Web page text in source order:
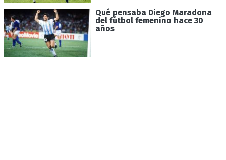
Qué pensaba Diego Maradona
del fútbol femenino hace 30
años